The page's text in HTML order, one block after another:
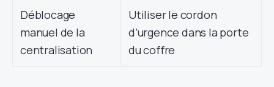
Déblocage
manuel de la
centralisation
Utiliser le cordon
d’urgence dans la porte
du coffre